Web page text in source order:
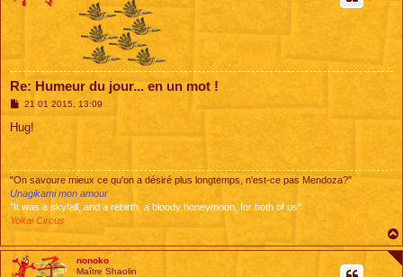
Re: Humeur du jour... en un mot !
M
s
21 01 2015, 13:09
Hug!
"On savoure mieux ce qu'on a désiré plus longtemps, n'est-ce pas Mendoza?"
Unagikami mon amour
"It was a skyfall, and a rebirth, a bloody honeymoon, for both of us"
Yokai Circus
nonoko
Maître Shaolin